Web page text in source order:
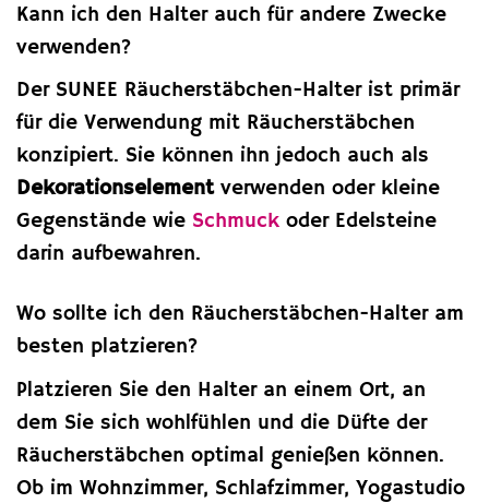
Kann ich den Halter auch für andere Zwecke
verwenden?
Der SUNEE Räucherstäbchen-Halter ist primär
für die Verwendung mit Räucherstäbchen
konzipiert. Sie können ihn jedoch auch als
Dekorationselementverwenden oder kleine
Gegenstände wie Schmuck oder Edelsteine
darin aufbewahren.
Wo sollte ich den Räucherstäbchen-Halter am
besten platzieren?
Platzieren Sie den Halter an einem Ort, an
dem Sie sich wohlfühlen und die Düfte der
Räucherstäbchen optimal genießen können.
Ob im Wohnzimmer, Schlafzimmer, Yogastudio